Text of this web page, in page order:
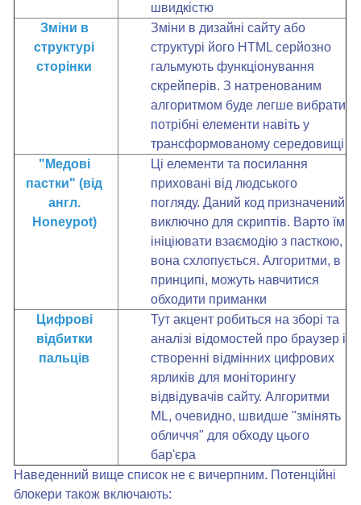
швидкістю
Зміни в
структурі
сторінки
Зміни в дизайні сайту або
структурі його HTML серйозно
гальмують функціонування
скрейперів. З натренованим
алгоритмом буде легше вибрати
потрібні елементи навіть у
трансформованому середовищі
"Медові
пастки" (від
англ.
Honeypot)
Ці елементи та посилання
приховані від людського
погляду. Даний код призначений
виключно для скриптів. Варто їм
ініціювати взаємодію з пасткою,
вона схлопується. Алгоритми, в
принципі, можуть навчитися
обходити приманки
Цифрові
відбитки
пальців
Тут акцент робиться на зборі та
аналізі відомостей про браузер і
створенні відмінних цифрових
ярликів для моніторингу
відвідувачів сайту. Алгоритми
ML, очевидно, швидше "змінять
обличчя" для обходу цього
бар'єра
Наведенний вище список не є вичерпним. Потенційні
блокери також включають: